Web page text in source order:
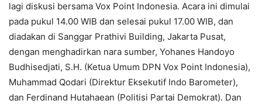
lagi diskusi bersama Vox Point Indonesia. Acara ini dimulai
pada pukul 14.00 WIB dan selesai pukul 17.00 WIB, dan
diadakan di Sanggar Prathivi Building, Jakarta Pusat,
dengan menghadirkan nara sumber, Yohanes Handoyo
Budhisedjati, S.H. (Ketua Umum DPN Vox Point Indonesia),
Muhammad Qodari (Direktur Eksekutif Indo Barometer),
dan Ferdinand Hutahaean (Politisi Partai Demokrat). Dan